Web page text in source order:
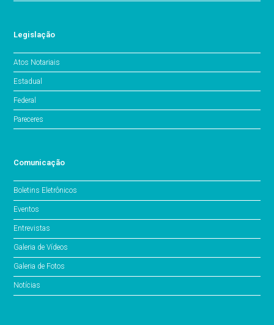
Legislação
Atos Notariais
Estadual
Federal
Pareceres
Comunicação
Boletins Eletrônicos
Eventos
Entrevistas
Galeria de Vídeos
Galeria de Fotos
Notícias